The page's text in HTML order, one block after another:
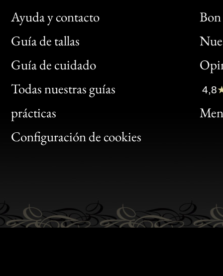
Ayuda y contacto
Guía de tallas
Guía de cuidado
Todas nuestras guías
prácticas
Configuración de cookies
Bon
Clic
Bon
4,8